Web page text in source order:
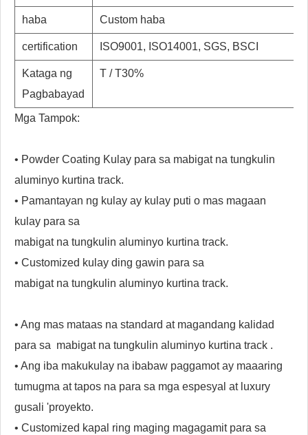
haba Custom haba
certification ISO9001, ISO14001, SGS, BSCI
Kataga ng
Pagbabayad
T / T30%
Mga Tampok:
• Powder Coating Kulay para sa mabigat na tungkulin
aluminyo kurtina track.
• Pamantayan ng kulay ay kulay puti o mas magaan
kulay para sa
mabigat na tungkulin aluminyo kurtina track.
• Customized kulay ding gawin para sa
mabigat na tungkulin aluminyo kurtina track.
• Ang mas mataas na standard at magandang kalidad
para sa mabigat na tungkulin aluminyo kurtina track .
• Ang iba makukulay na ibabaw paggamot ay maaaring
tumugma at tapos na para sa mga espesyal at luxury
gusali 'proyekto.
• Customized kapal ring maging magagamit para sa